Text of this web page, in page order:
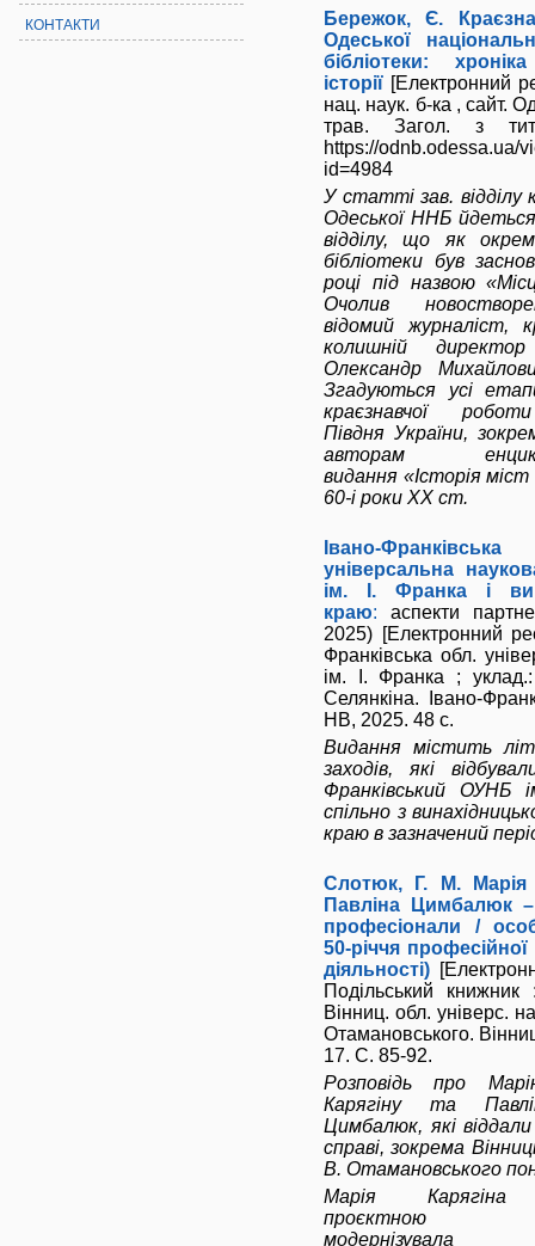
КОНТАКТИ
Бережок, Є.
Одеської
бібліотеки:
історії [Електронний
нац. наук. б-ка , сайт.
трав. Загол. з
https://odnb.odessa.ua/
id=4984
У статті зав. відділу
Одеської ННБ
відділу, що як
бібліотеки був
році під назвою
Очолив
відомий журналіст,
колишній директор
Олександр
Згадуються усі етапи
краєзнавчої
Півдня України,
авторам
видання «Історія
60-і роки ХХ ст.
Івано-
універсальна
ім. І. Франка і
краю: аспекти
2025) [Електронний
Франківська обл.
ім. І. Франка ;
Селянкіна. Івано-
НВ, 2025. 48 с.
Видання містить
заходів, які
Франківський ОУНБ
спільно з
краю в зазначений
Слотюк, Г. М. Марія
Павліна Цимбалюк –
професіонали /
50-річчя професійної
діяльності)
Подільський
Вінниц. обл. універс.
Отамановського.
17. С. 85-92.
Розповідь про
Карягіну та
Цимбалюк, які віддали
справі, зокрема
В. Отамановського
Марія Карягіна
проєктною
модернізувала